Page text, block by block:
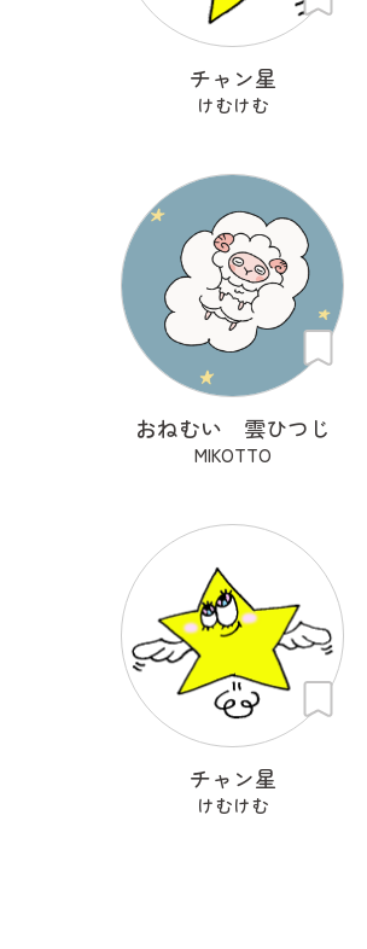
チャン星
けむけむ
おねむい 雲ひつじ
MIKOTTO
チャン星
けむけむ